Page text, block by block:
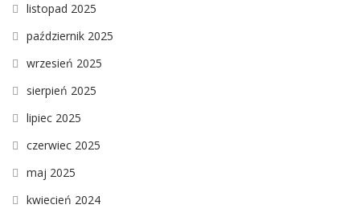
listopad 2025
październik 2025
wrzesień 2025
sierpień 2025
lipiec 2025
czerwiec 2025
maj 2025
kwiecień 2024